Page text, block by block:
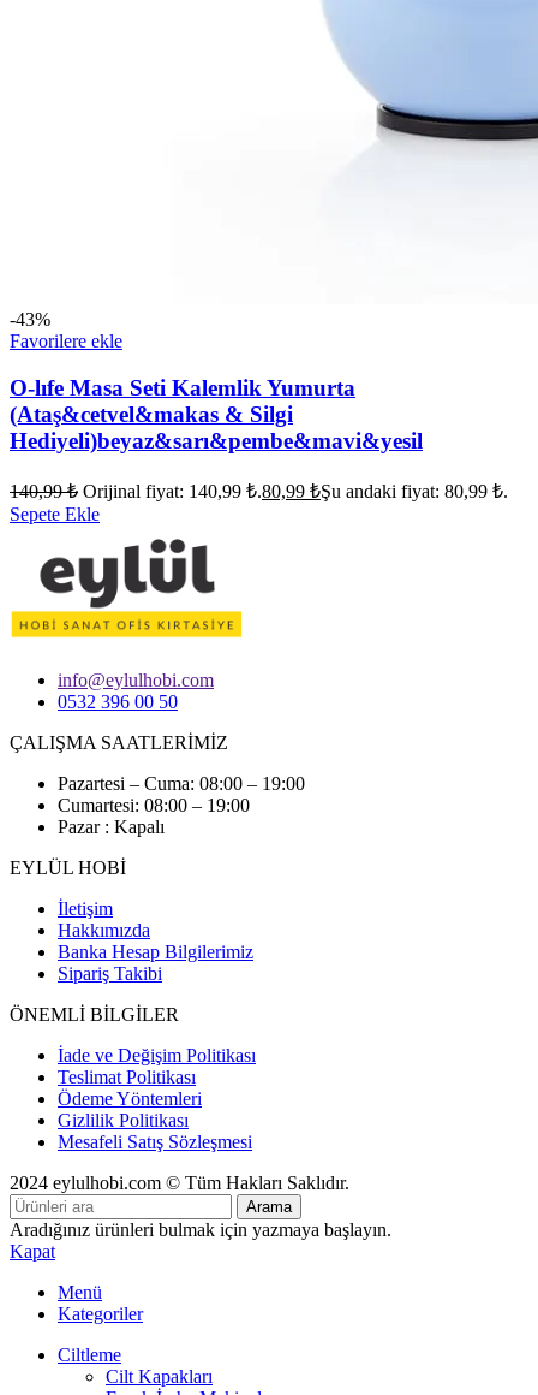
-43%
Favorilere ekle
O-lıfe Masa Seti Kalemlik Yumurta
(Ataş&cetvel&makas & Silgi
Hediyeli)beyaz&sarı&pembe&mavi&yesil
140,99₺ Orijinal fiyat: 140,99 ₺.80,99 ₺Şu andaki fiyat: 80,99 ₺.
Sepete Ekle
info@eylulhobi.com
0532 396 00 50
ÇALIŞMA SAATLERİMİZ
Pazartesi – Cuma: 08:00 – 19:00
Cumartesi: 08:00 – 19:00
Pazar : Kapalı
EYLÜL HOBİ
İletişim
Hakkımızda
Banka Hesap Bilgilerimiz
Sipariş Takibi
ÖNEMLİ BİLGİLER
İade ve Değişim Politikası
Teslimat Politikası
Ödeme Yöntemleri
Gizlilik Politikası
Mesafeli Satış Sözleşmesi
2024 eylulhobi.com © Tüm Hakları Saklıdır.
Arama
Aradığınız ürünleri bulmak için yazmaya başlayın.
Kapat
Menü
Kategoriler
Ciltleme
Cilt Kapakları